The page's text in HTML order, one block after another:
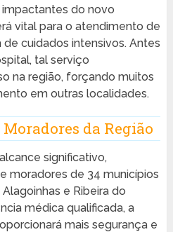
do novo
vital para o atendimento de
cuidados intensivos. Antes
tal serviço
na região, forçando muitos
em outras localidades.
da Região
significativo,
moradores de 34 municípios
e Ribeira do
médica qualificada, a
mais segurança e